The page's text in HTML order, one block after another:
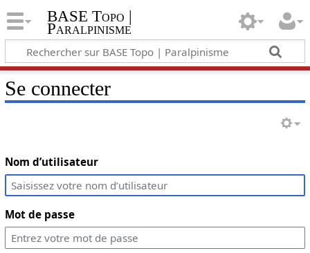
BASE Topo |
Paralpinisme
Se connecter
Nom d’utilisateur
Mot de passe